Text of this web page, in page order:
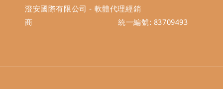
澄安國際有限公司 - 軟體代理經銷
商 統一編號: 83709493